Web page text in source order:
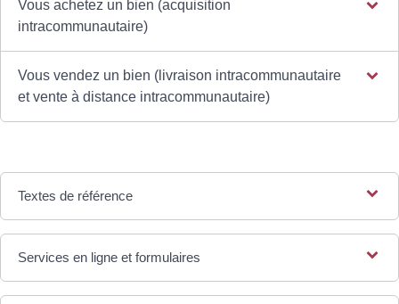
Vous achetez un bien (acquisition
intracommunautaire)
Vous vendez un bien (livraison intracommunautaire
et vente à distance intracommunautaire)
Textes de référence
Services en ligne et formulaires